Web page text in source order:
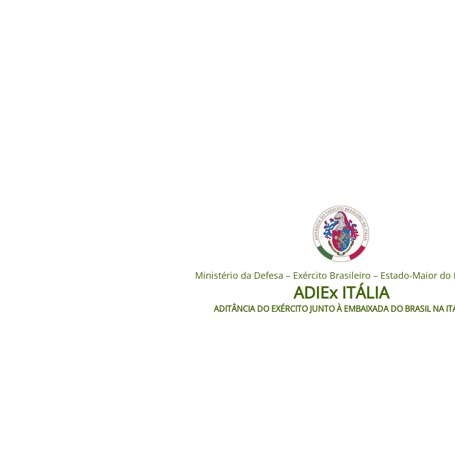
Ministério da Defesa – Exército Brasileiro – Estado-Maior do
ADIEx ITÁLIA
ADITÂNCIA DO EXÉRCITO JUNTO À EMBAIXADA DO BRASIL NA